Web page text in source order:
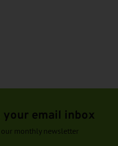
email inbox
monthly newsletter